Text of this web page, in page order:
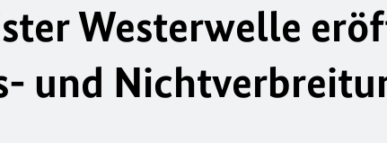
Westerwelle
und